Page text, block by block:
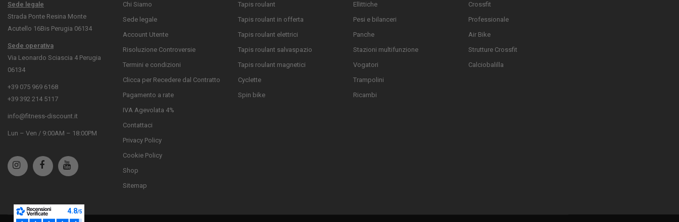
Sede legale
Strada Ponte Resina Monte
Acutello 16Bis Perugia 06134
Sede operativa
Via Leonardo Sciascia 4 Perugia
06134
+39 075 969 6168
+39 392 214 5117
info@fitness-discount.it
Lun – Ven / 9:00AM – 18:00PM
Chi Siamo
Sede legale
Account Utente
Risoluzione Controversie
Termini e condizioni
Clicca per Recedere dal Contratto
Pagamento a rate
IVA Agevolata 4%
Contattaci
Privacy Policy
Cookie Policy
Shop
Sitemap
Tapis roulant
Tapis roulant in offerta
Tapis roulant elettrici
Tapis roulant salvaspazio
Tapis roulant magnetici
Cyclette
Spin bike
Ellittiche
Pesi e bilanceri
Panche
Stazioni multifunzione
Vogatori
Trampolini
Ricambi
Crossfit
Professionale
Air Bike
Strutture Crossfit
Calciobalilla